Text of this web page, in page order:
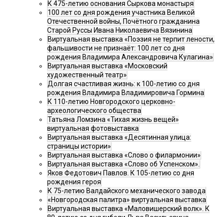
К 475-летию основания Сыркова монастыря
100 лет со дня рождения участника Великой
Отечественной войны, Почётного гражданина
Старой Руссы Ивана Николаевича Вязинина
Виртуальная выставка «Поэзия не терпит лености,
фальшивости не признаёт: 100 лет со дня
рождения Владимира Александровича Кулагина»
Виртуальная выставка «Московский
художественный театр»
Долгая счастливая жизнь: к 100-летию со дня
рождения Владимира Владимировича Гормина
К 110-летию Новгородского церковно-
археологического общества
Татьяна Ломзина «Тихая жизнь вещей»
виртуальная фотовыставка
Виртуальная выставка «Десятинная улица:
страницы истории»
Виртуальная выставка «Слово о филармонии»
Виртуальная выставка «Слово об Успенском».
Яков Федотович Павлов. К 105-летию со дня
рождения героя
К 75-летию Валдайского механического завода
«Новгородская палитра» виртуальная выставка
Виртуальная выставка «Маловишерский волк». К